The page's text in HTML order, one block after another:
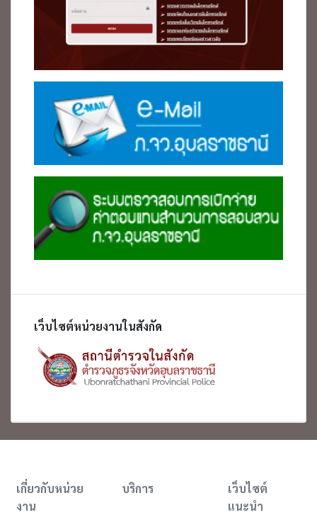
เว็บไซต์หน่วยงานในสังกัด
เกี่ยวกับหน่วย
งาน
บริการ
เว็บไซต์
แนะนำ